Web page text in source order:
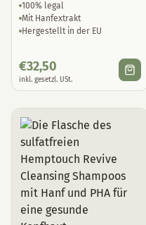
100% legal
Mit Hanfextrakt
Hergestellt in der EU
€32,50
inkl. gesetzl. USt.